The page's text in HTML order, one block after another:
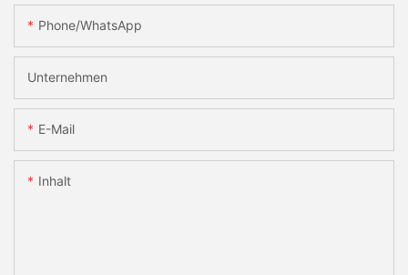
Phone/whatsApp
Unternehmen
E-Mail
Inhalt